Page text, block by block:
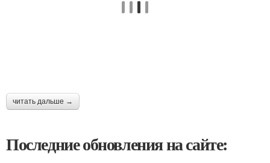
читать дальше →
Последние обновления на сайте: